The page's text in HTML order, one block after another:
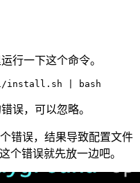
行一下这个命令。
误，可以忽略。
错误，结果导致配置文件
个错误就先放一边吧。